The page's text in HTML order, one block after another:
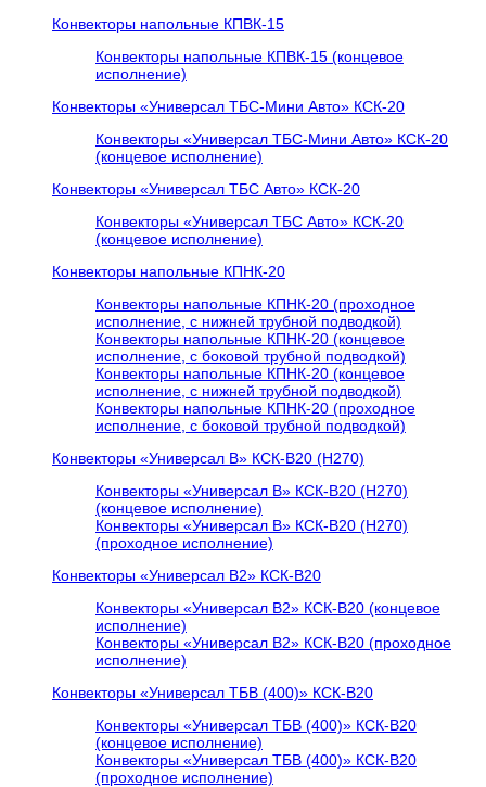
Конвекторы напольные КПВК-15
Конвекторы напольные КПВК-15 (концевое
исполнение)
Конвекторы «Универсал ТБC-Мини Авто» КСК-20
Конвекторы «Универсал ТБC-Мини Авто» КСК-20
(концевое исполнение)
Конвекторы «Универсал ТБC Авто» КСК-20
Конвекторы «Универсал ТБC Авто» КСК-20
(концевое исполнение)
Конвекторы напольные КПНК-20
Конвекторы напольные КПНК-20 (проходное
исполнение, с нижней трубной подводкой)
Конвекторы напольные КПНК-20 (концевое
исполнение, с боковой трубной подводкой)
Конвекторы напольные КПНК-20 (концевое
исполнение, с нижней трубной подводкой)
Конвекторы напольные КПНК-20 (проходное
исполнение, с боковой трубной подводкой)
Конвекторы «Универсал В» КСК-В20 (H270)
Конвекторы «Универсал В» КСК-В20 (H270)
(концевое исполнение)
Конвекторы «Универсал В» КСК-В20 (H270)
(проходное исполнение)
Конвекторы «Универсал В2» КСК-В20
Конвекторы «Универсал В2» КСК-В20 (концевое
исполнение)
Конвекторы «Универсал В2» КСК-В20 (проходное
исполнение)
Конвекторы «Универсал ТБВ (400)» КСК-В20
Конвекторы «Универсал ТБВ (400)» КСК-В20
(концевое исполнение)
Конвекторы «Универсал ТБВ (400)» КСК-В20
(проходное исполнение)